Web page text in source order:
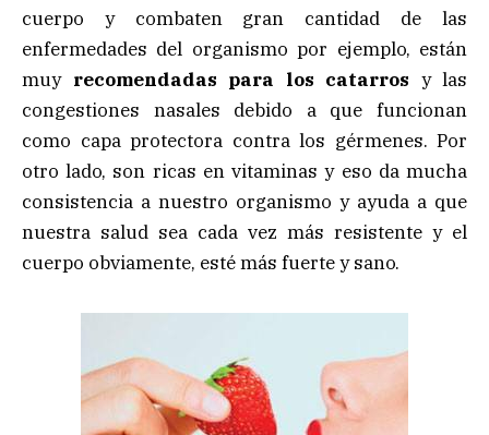
cuerpo y combaten gran cantidad de las
enfermedades del organismo por ejemplo, están
muy recomendadas para los catarros y las
congestiones nasales debido a que funcionan
como capa protectora contra los gérmenes. Por
otro lado, son ricas en vitaminas y eso da mucha
consistencia a nuestro organismo y ayuda a que
nuestra salud sea cada vez más resistente y el
cuerpo obviamente, esté más fuerte y sano.